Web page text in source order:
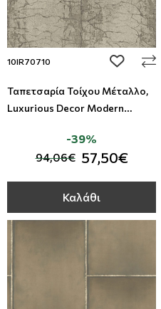
10IR70710 add to
Ταπετσαρία Τοίχου Μέταλλο,
Luxurious Decor Modern
94,06€ 57,50€
-39%
Καλάθι